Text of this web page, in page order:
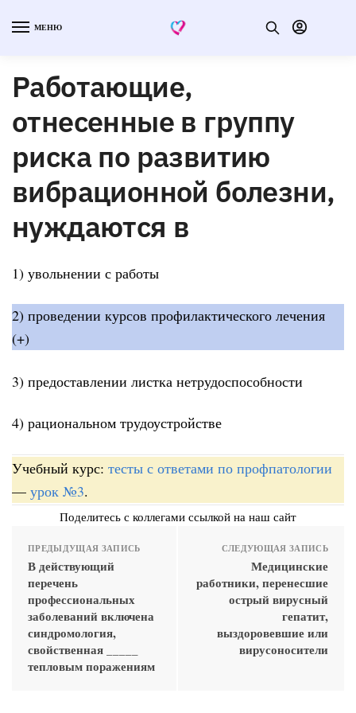
МЕНЮ
Работающие,
отнесенные в группу
риска по развитию
вибрационной болезни,
нуждаются в
1) увольнении с работы
2) проведении курсов профилактического лечения
(+)
3) предоставлении листка нетрудоспособности
4) рациональном трудоустройстве
Учебный курс: тесты с ответами по профпатологии
— урок №3.
Поделитесь с коллегами ссылкой на наш сайт
ПРЕДЫДУЩАЯ ЗАПИСЬ
В действующий
перечень
профессиональных
заболеваний включена
синдромология,
свойственная _____
тепловым поражениям
СЛЕДУЮЩАЯ ЗАПИСЬ
Медицинские
работники, перенесшие
острый вирусный
гепатит,
выздоровевшие или
вирусоносители